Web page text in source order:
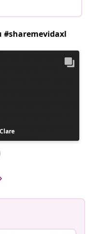
#sharemevidaxl
Post
opublikowany
przez
Clare